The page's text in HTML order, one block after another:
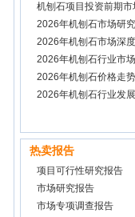
机刨石项目投资前期
告
2026年机刨石市场研
2026年机刨石市场深
2026年机刨石行业市
2026年机刨石价格走
告
2026年机刨石行业发
热卖报告
项目可行性研究报告
市场研究报告
市场专项调查报告